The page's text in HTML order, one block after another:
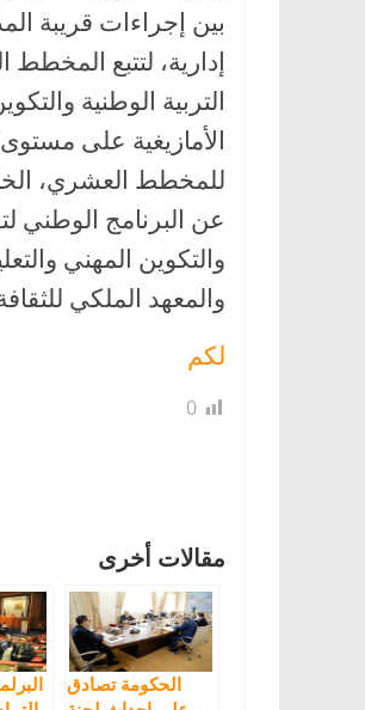
بين إجراءات قريبة
إدارية، لتتبع
التربية الوطنية
الأمازيغية على
للمخطط العشري،
عن البرنامج الوطني
والتكوين المهني
والمعهد الملكي
لكم
0
مقالات أخرى
الحكومة تصادق